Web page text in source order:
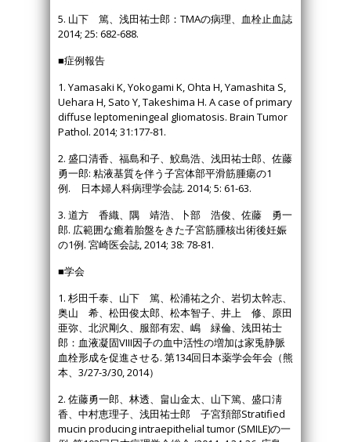
5. 山下 篤、浅田祐士郎：TMAの病理、血栓止血誌
2014; 25: 682-688.
■症例報告
1. Yamasaki K, Yokogami K, Ohta H, Yamashita S,
Uehara H, Sato Y, Takeshima H. A case of primary
diffuse leptomeningeal gliomatosis. Brain Tumor
Pathol. 2014; 31:177-81.
2. 盛口清香、福島和子、鮫島浩、浅田祐士郎、佐藤
勇一郎: 粘液基質を伴う子宮体部平滑筋腫瘍の1
例. 日本婦人科病理学会誌. 2014; 5: 61-63.
3. 道方 香織、隅 靖浩、卜部 浩俊、佐藤 勇一
郎. 広範囲な癒着胎盤をきた子宮筋腫核出術後妊娠
の1例. 宮崎医会誌, 2014; 38: 78-81.
■学会
1. 杉田千泰、山下 篤、松浦祐之介、岩切太幹志、
奥山 希、松田俊太郎、松本智子、井上 修、原田
亜弥、北沢剛久、服部有宏、嶋 緑倫、浅田祐士
郎：血液凝固VIII因子の血中活性の増加は家兎静脈
血栓形成を促進させる. 第134回日本薬学会年会（熊
本、3/27-3/30, 2014）
2. 佐藤勇一郎、林透、畠山金太、山下篤、盛口淸
香、中村恵理子、浅田祐士郎 子宮頚部Stratified
mucin producing intraepithelial tumor (SMILE)の一